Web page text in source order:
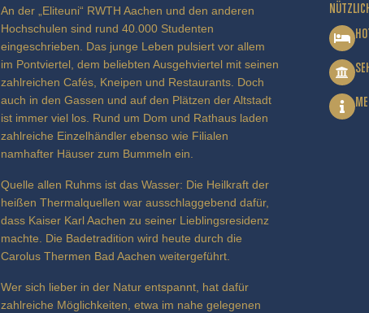
An der „Eliteuni“ RWTH Aachen und den anderen
Hochschulen sind rund 40.000 Studenten
eingeschrieben. Das junge Leben pulsiert vor allem
im Pontviertel, dem beliebten Ausgehviertel mit seinen
zahlreichen Cafés, Kneipen und Restaurants. Doch
auch in den Gassen und auf den Plätzen der Altstadt
ist immer viel los. Rund um Dom und Rathaus laden
zahlreiche Einzelhändler ebenso wie Filialen
namhafter Häuser zum Bummeln ein.
Quelle allen Ruhms ist das Wasser: Die Heilkraft der
heißen Thermalquellen war ausschlaggebend dafür,
dass Kaiser Karl Aachen zu seiner Lieblingsresidenz
machte. Die Badetradition wird heute durch die
Carolus Thermen Bad Aachen weitergeführt.
Wer sich lieber in der Natur entspannt, hat dafür
zahlreiche Möglichkeiten, etwa im nahe gelegenen